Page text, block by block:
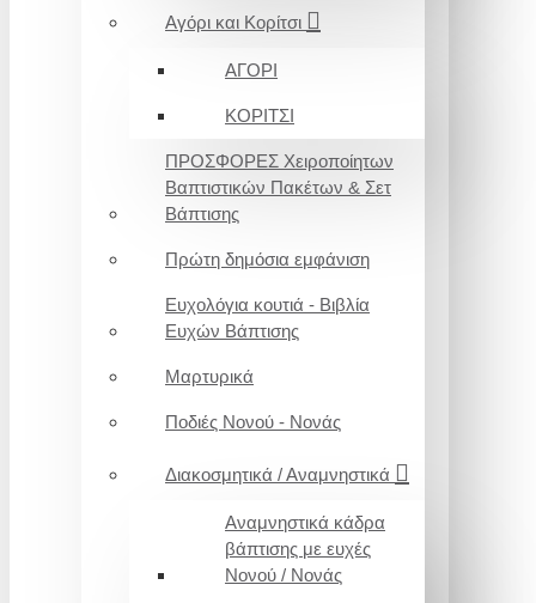
Αγόρι και Κορίτσι
ΑΓΟΡΙ
ΚΟΡΙΤΣΙ
ΠΡΟΣΦΟΡΕΣ Χειροποίητων
Βαπτιστικών Πακέτων & Σετ
Βάπτισης
Πρώτη δημόσια εμφάνιση
Ευχολόγια κουτιά - Βιβλία
Ευχών Βάπτισης
Μαρτυρικά
Ποδιές Νονού - Νονάς
Διακοσμητικά / Αναμνηστικά
Αναμνηστικά κάδρα
βάπτισης με ευχές
Νονού / Νονάς